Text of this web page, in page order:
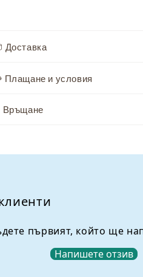
Доставка
Плащане и условия
първият, който ще
Напишете отзив